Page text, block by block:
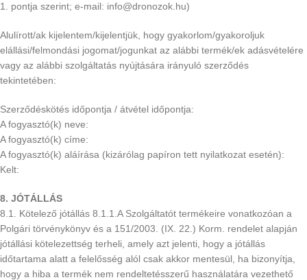
1. pontja szerint; e-mail: info@dronozok.hu)
Alulírott/ak kijelentem/kijelentjük, hogy gyakorlom/gyakoroljuk
elállási/felmondási jogomat/jogunkat az alábbi termék/ek adásvételére
vagy az alábbi szolgáltatás nyújtására irányuló szerződés
tekintetében:
Szerződéskötés időpontja / átvétel időpontja:
A fogyasztó(k) neve:
A fogyasztó(k) címe:
A fogyasztó(k) aláírása (kizárólag papíron tett nyilatkozat esetén):
Kelt:
8. JÓTÁLLÁS
8.1. Kötelező jótállás 8.1.1.A Szolgáltatót termékeire vonatkozóan a
Polgári törvénykönyv és a 151/2003. (IX. 22.) Korm. rendelet alapján
jótállási kötelezettség terheli, amely azt jelenti, hogy a jótállás
időtartama alatt a felelősség alól csak akkor mentesül, ha bizonyítja,
hogy a hiba a termék nem rendeltetésszerű használatára vezethető